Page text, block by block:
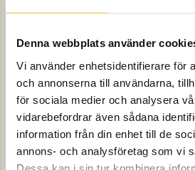
Denna webbplats använder
Vi använder enhetsidentifierare för
och annonserna till användarna,
för sociala medier och analysera
vidarebefordrar även sådana
information från din enhet till de
annons- och analysföretag som vi
Åtgår2
Price, VAT excl.
3 043.00
IGNITION DEVICE
AV544 Item no.22197544
Åtgår1